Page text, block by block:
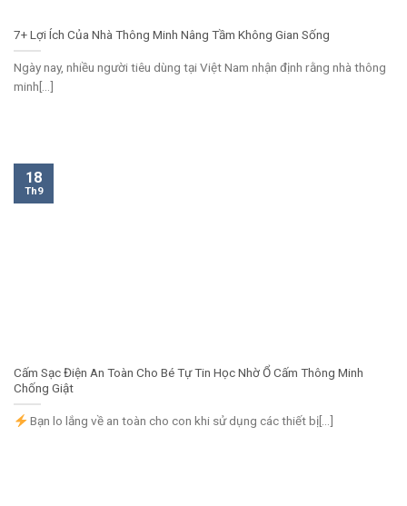
7+ Lợi Ích Của Nhà Thông Minh Nâng Tầm Không Gian Sống
Ngày nay, nhiều người tiêu dùng tại Việt Nam nhận định rằng nhà thông
minh[...]
Cấm Sạc Điện An Toàn Cho Bé Tự Tin Học Nhờ Ổ Cấm Thông Minh
Chống Giật
Bạn lo lắng về an toàn cho con khi sử dụng các thiết bị[...]
18
Th9